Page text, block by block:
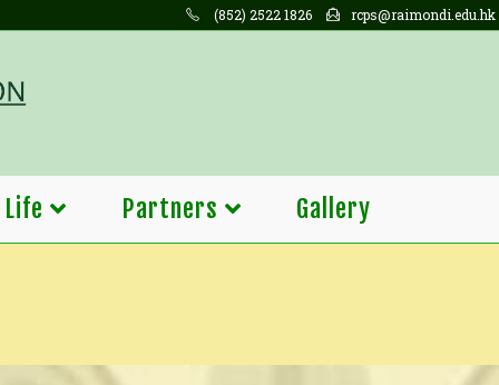
(852) 2522 1826 rcps@raimondi.edu.hk
Partners Gallery